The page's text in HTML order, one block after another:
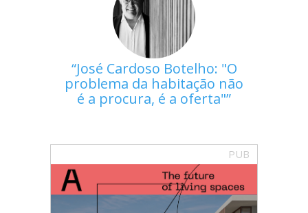
José Cardoso Botelho: "O
problema da habitação não
é a procura, é a oferta"
PUB